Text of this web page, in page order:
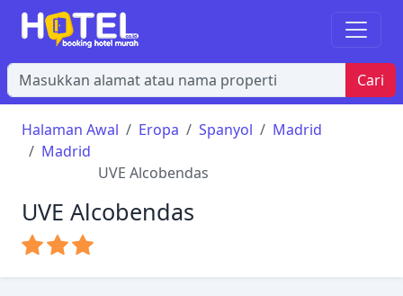
Cari
Halaman Awal Eropa Spanyol
Madrid
Madrid
UVE Alcobendas
UVE Alcobendas